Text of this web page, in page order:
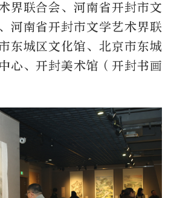
界联合会、河南省开封市文
河南省开封市文学艺术界联
东城区文化馆、北京市东城
心、开封美术馆（开封书画